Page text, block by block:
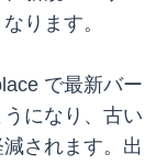
ります。
で最新バー
になり、古い
されます。出